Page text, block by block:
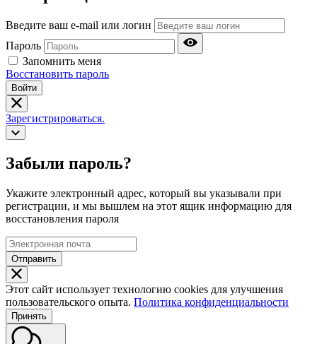
Введите ваш e-mail или логин
Пароль
Запомнить меня
Восстановить пароль
Войти
Зарегистрироваться.
Забыли пароль?
Укажите электронный адрес, который вы указывали при
регистрации, и мы вышлем на этот ящик информацию для
восстановления пароля
Отправить
Этот сайт использует технологию cookies для улучшения
пользовательского опыта. Политика конфиденциальности
Принять